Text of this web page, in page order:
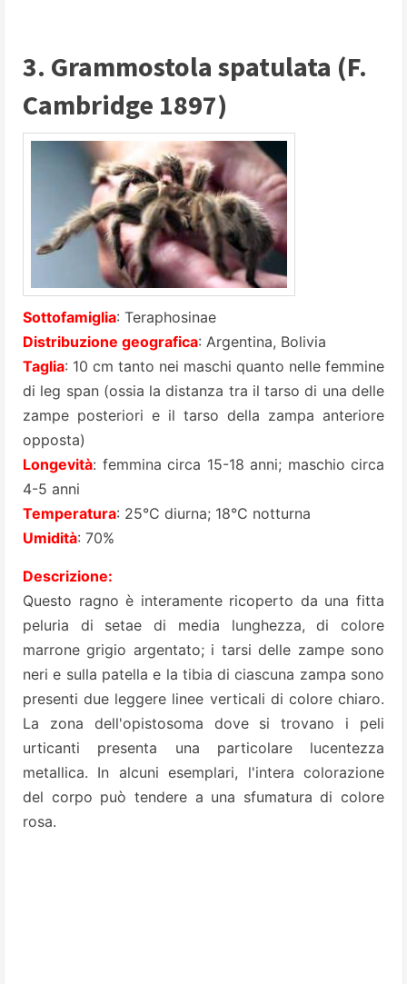
3. Grammostola spatulata (F.
Cambridge 1897)
Sottofamiglia: Teraphosinae
Distribuzione geografica: Argentina, Bolivia
Taglia: 10 cm tanto nei maschi quanto nelle femmine
di leg span (ossia la distanza tra il tarso di una delle
zampe posteriori e il tarso della zampa anteriore
opposta)
Longevità: femmina circa 15-18 anni; maschio circa
4-5 anni
Temperatura: 25°C diurna; 18°C notturna
Umidità: 70%
Descrizione:
Questo ragno è interamente ricoperto da una fitta
peluria di setae di media lunghezza, di colore
marrone grigio argentato; i tarsi delle zampe sono
neri e sulla patella e la tibia di ciascuna zampa sono
presenti due leggere linee verticali di colore chiaro.
La zona dell'opistosoma dove si trovano i peli
urticanti presenta una particolare lucentezza
metallica. In alcuni esemplari, l'intera colorazione
del corpo può tendere a una sfumatura di colore
rosa.